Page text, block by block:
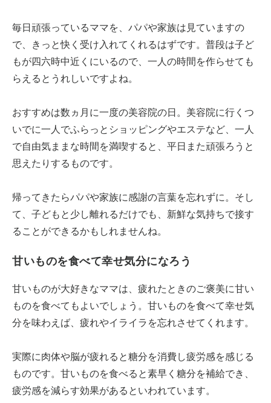
毎日頑張っているママを、パパや家族は見ていますの
で、きっと快く受け入れてくれるはずです。普段は子ど
もが四六時中近くにいるので、一人の時間を作らせても
らえるとうれしいですよね。
おすすめは数ヵ月に一度の美容院の日。美容院に行くつ
いでに一人でふらっとショッピングやエステなど、一人
で自由気ままな時間を満喫すると、平日また頑張ろうと
思えたりするものです。
帰ってきたらパパや家族に感謝の言葉を忘れずに。そし
て、子どもと少し離れるだけでも、新鮮な気持ちで接す
ることができるかもしれませんね。
甘いものを食べて幸せ気分になろう
甘いものが大好きなママは、疲れたときのご褒美に甘い
ものを食べてもよいでしょう。甘いものを食べて幸せ気
分を味わえば、疲れやイライラを忘れさせてくれます。
実際に肉体や脳が疲れると糖分を消費し疲労感を感じる
ものです。甘いものを食べると素早く糖分を補給でき、
疲労感を減らす効果があるといわれています。